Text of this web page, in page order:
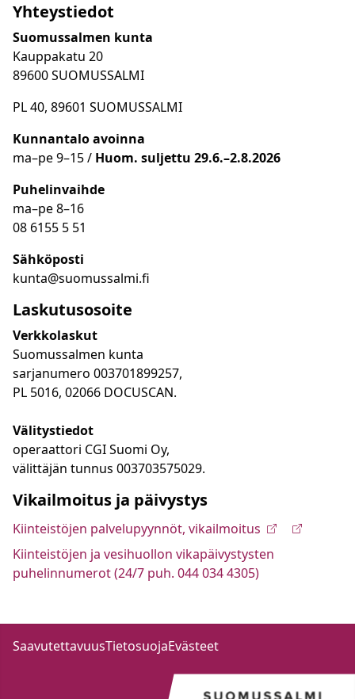
Yhteystiedot
Suomussalmen kunta
Kauppakatu 20
89600 SUOMUSSALMI
PL 40, 89601 SUOMUSSALMI
Kunnantalo avoinna
ma–pe 9–15 / Huom. suljettu 29.6.–2.8.2026
Puhelinvaihde
ma–pe 8–16
08 6155 5 51
Sähköposti
kunta@suomussalmi.fi
Laskutusosoite
Verkkolaskut
Suomussalmen kunta
sarjanumero 003701899257,
PL 5016, 02066 DOCUSCAN.
Välitystiedot
operaattori CGI Suomi Oy,
välittäjän tunnus 003703575029.
Vikailmoitus ja päivystys
Kiinteistöjen palvelupyynnöt, vikailmoitus
Kiinteistöjen ja vesihuollon vikapäivystysten
puhelinnumerot (24/7 puh. 044 034 4305)
SaavutettavuusTietosuojaEvästeet